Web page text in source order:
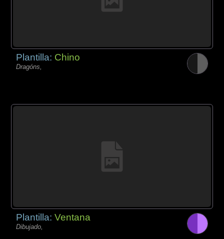
Plantilla: Chino
Dragóns,
Plantilla:Ventana
Dibujado,